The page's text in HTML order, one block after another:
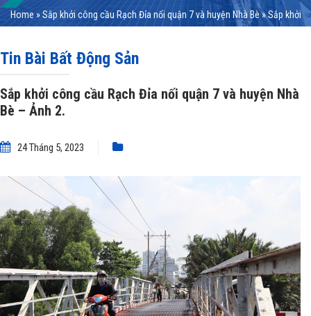
Home »Sắp khởi công cầu Rạch Đỉa nối quận 7 và huyện Nhà Bè»Sắp khởi
Tin Bài Bất Động Sản
Sắp khởi công cầu Rạch Đỉa nối quận 7 và huyện Nhà
Bè – Ảnh 2.
24 Tháng 5, 2023